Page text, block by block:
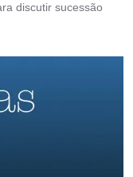
discutir sucessão